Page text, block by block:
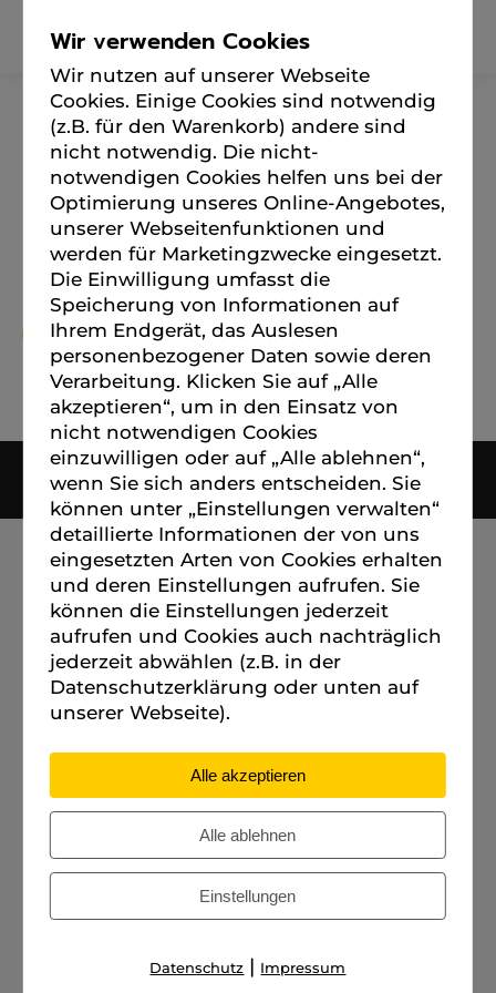
favicon-32x32
Sie befinden sich hier:
Start favicon-32x32
© 2023. bartusch INNENARCHITEKTUR
Infomenu
Wir verwenden Cookies
Wir nutzen auf unserer Webseite
Cookies. Einige Cookies sind notwendig
(z.B. für den Warenkorb) andere sind
nicht notwendig. Die nicht-
notwendigen Cookies helfen uns bei der
Optimierung unseres Online-Angebotes,
unserer Webseitenfunktionen und
werden für Marketingzwecke eingesetzt.
Die Einwilligung umfasst die
Speicherung von Informationen auf
Ihrem Endgerät, das Auslesen
personenbezogener Daten sowie deren
Verarbeitung. Klicken Sie auf „Alle
akzeptieren“, um in den Einsatz von
nicht notwendigen Cookies
einzuwilligen oder auf „Alle ablehnen“,
wenn Sie sich anders entscheiden. Sie
können unter „Einstellungen verwalten“
detaillierte Informationen der von uns
eingesetzten Arten von Cookies erhalten
und deren Einstellungen aufrufen. Sie
können die Einstellungen jederzeit
aufrufen und Cookies auch nachträglich
jederzeit abwählen (z.B. in der
Datenschutzerklärung oder unten auf
unserer Webseite).
Alle akzeptieren
Alle ablehnen
Einstellungen
Datenschutz | Impressum